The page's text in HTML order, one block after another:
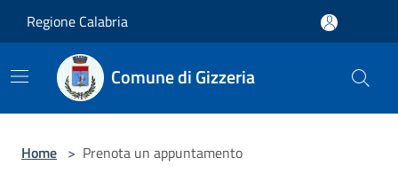
Regione Calabria
Comune di Gizzeria
Home > Prenota un appuntamento